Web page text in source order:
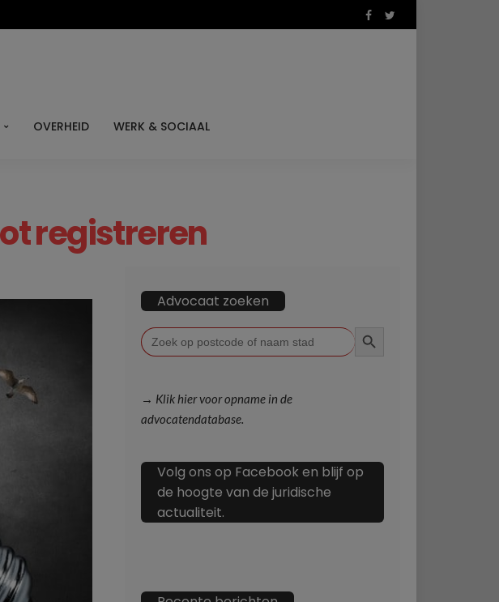
OVERHEID WERK & SOCIAAL
registreren
Advocaat zoeken
Zoek
naar:
→ Klik hier voor opname in de
advocatendatabase.
Volg ons op Facebook en blijf op
de hoogte van de juridische
actualiteit.